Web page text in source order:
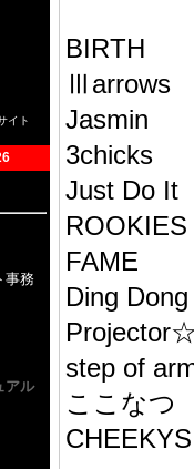
イト
事務
アル
BIRTH
Ⅲarrows
Jasmin
3chicks
Just Do It
ROOKIES
FAME
Ding
step of
ここなつ
CHEEKYS